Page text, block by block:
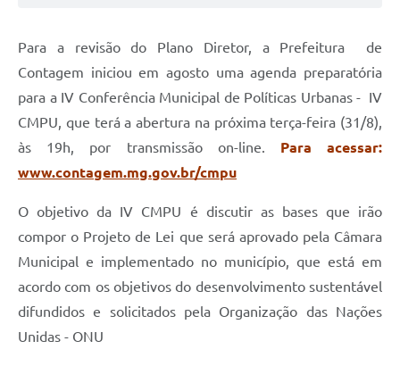
Para a revisão do Plano Diretor, a Prefeitura de
Contagem iniciou em agosto uma agenda preparatória
para a IV Conferência Municipal de Políticas Urbanas - IV
CMPU, que terá a abertura na próxima terça-feira (31/8),
às 19h, por transmissão on-line. Para acessar:
www.contagem.mg.gov.br/cmpu
O objetivo da IV CMPU é discutir as bases que irão
compor o Projeto de Lei que será aprovado pela Câmara
Municipal e implementado no município, que está em
acordo com os objetivos do desenvolvimento sustentável
difundidos e solicitados pela Organização das Nações
Unidas - ONU